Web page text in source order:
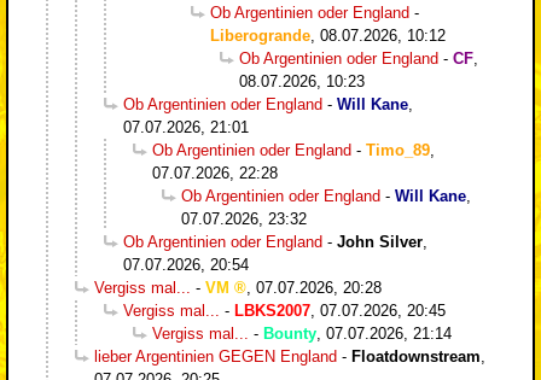
Ob Argentinien oder England -
Liberogrande 08.07.2026, 10:12
Ob Argentinien oder England - CF
08.07.2026, 10:23
Ob Argentinien oder England - Will Kane
07.07.2026, 21:01
Ob Argentinien oder England - Timo_89
07.07.2026, 22:28
Ob Argentinien oder England - Will Kane
07.07.2026, 23:32
Ob Argentinien oder England - John Silver
07.07.2026, 20:54
Vergiss mal...
- VM
07.07.2026, 20:28
Vergiss mal...
- LBKS2007 07.07.2026, 20:45
Vergiss mal...
- Bounty 07.07.2026, 21:14
lieber Argentinien GEGEN England - Floatdownstream